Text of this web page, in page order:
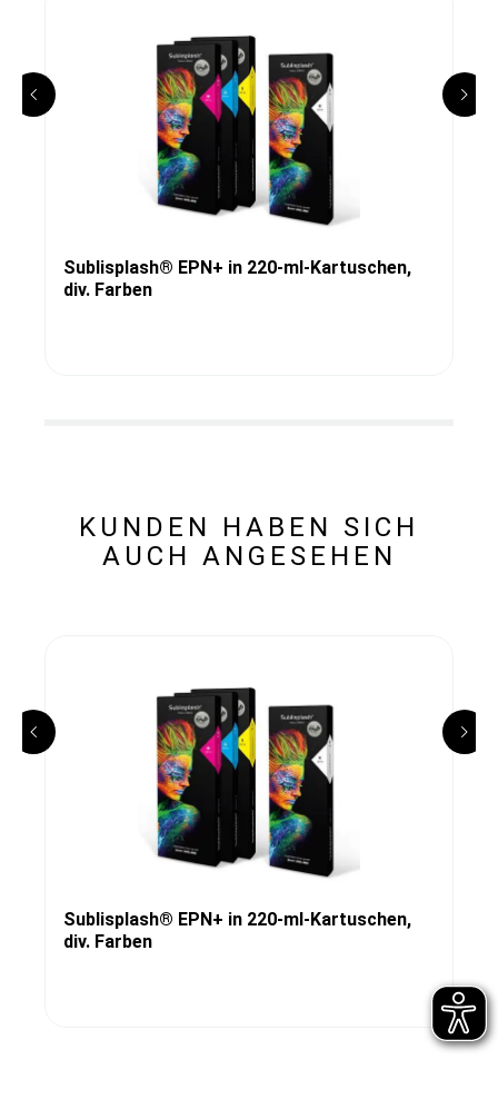
Sublisplash® EPN+ in 220-ml-Kartuschen,
div. Farben
KUNDEN HABEN SICH
AUCH ANGESEHEN
Sublisplash® EPN+ in 220-ml-Kartuschen,
div. Farben